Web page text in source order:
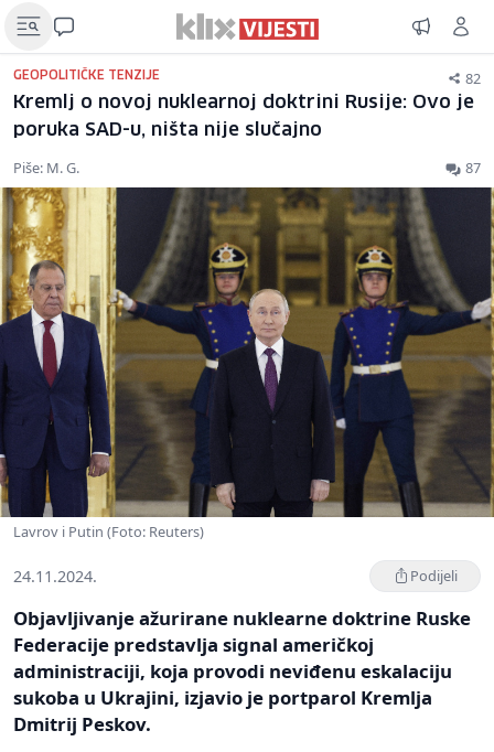
GEOPOLITIČKE TENZIJE 82
Kremlj o novoj nuklearnoj doktrini Rusije: Ovo je
poruka SAD-u, ništa nije slučajno
Piše: M. G. 87
Lavrov i Putin (Foto: Reuters)
24.11.2024. Podijeli
Objavljivanje ažurirane nuklearne doktrine Ruske
Federacije predstavlja signal američkoj
administraciji, koja provodi neviđenu eskalaciju
sukoba u Ukrajini, izjavio je portparol Kremlja
Dmitrij Peskov.